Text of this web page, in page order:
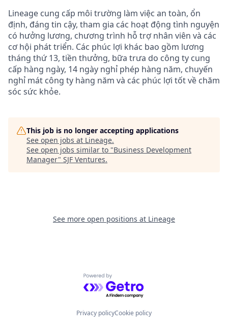
Lineage cung cấp môi trường làm việc an toàn, ổn
định, đáng tin cậy, tham gia các hoạt động tình nguyện
có hưởng lương, chương trình hỗ trợ nhân viên và các
cơ hội phát triển. Các phúc lợi khác bao gồm lương
tháng thứ 13, tiền thưởng, bữa trưa do công ty cung
cấp hàng ngày, 14 ngày nghỉ phép hàng năm, chuyến
nghỉ mát công ty hàng năm và các phúc lợi tốt về chăm
sóc sức khỏe.
This job is no longer accepting applications
See open jobs at Lineage.
See open jobs similar to "Business Development
Manager" SJF Ventures.
See more open positions at Lineage
Powered by Getro.com
Privacy policyCookie policy